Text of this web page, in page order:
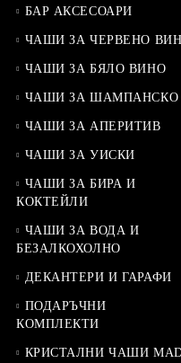
БАР АКСЕСОАРИ
ЧАШИ ЗА ЧЕРВЕНО
ЧАШИ ЗА БЯЛО ВИНО
ЧАШИ ЗА ШАМПАНСКО
ЧАШИ ЗА АПЕРИТИВ
ЧАШИ ЗА УИСКИ
ЧАШИ ЗА БИРА И
КОКТЕЙЛИ
ЧАШИ ЗА ВОДА И
БЕЗАЛКОХОЛНО
ДЕКАНТЕРИ И ГАРАФИ
ПОДАРЪЧНИ
КОМПЛЕКТИ
КРИСТАЛНИ ЧАШИ